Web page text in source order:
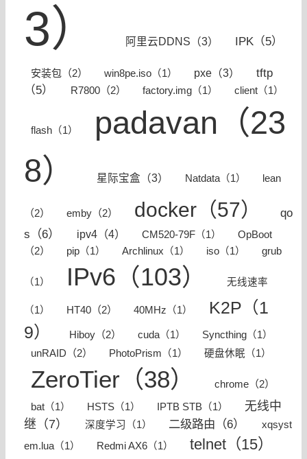
3）
阿里云DDNS（3） IPK（5）
安装包（2） win8pe.iso（1） pxe（3）
tftp
（5）
R7800（2） factory.img（1） client（1）
flash（1）
padavan（23
8）
星际宝盒（3） Natdata（1） lean
（2） emby（2） docker（57）
qo
s（6）
ipv4（4） CM520-79F（1）
OpBoot
（2）
pip（1） Archlinux（1） iso（1） grub
（1） IPv6（103） 无线速率
（1） HT40（2） 40MHz（1）
K2P（1
9）
Hiboy（2） cuda（1） Syncthing（1）
unRAID（2） PhotoPrism（1） 硬盘休眠（1）
ZeroTier（38） chrome（2）
bat（1） HSTS（1） IPTB STB（1）
无线中
继（7）
深度学习（1） 二级路由（6）
xqsyst
em.lua（1）
Redmi AX6（1） telnet（15）